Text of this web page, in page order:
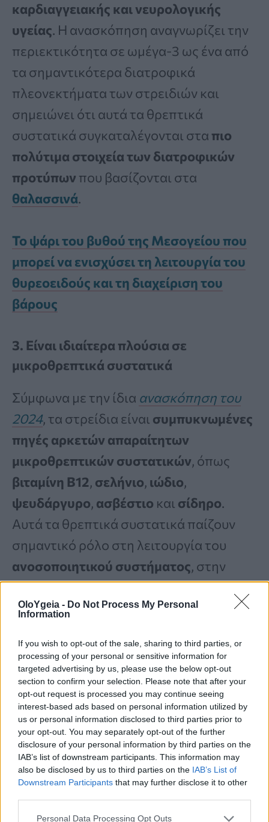
OloYgeia - Do Not Process My Personal
Information
If you wish to opt-out of the sale, sharing to third parties, or
processing of your personal or sensitive information for
targeted advertising by us, please use the below opt-out
section to confirm your selection. Please note that after your
opt-out request is processed you may continue seeing
interest-based ads based on personal information utilized by
us or personal information disclosed to third parties prior to
your opt-out. You may separately opt-out of the further
disclosure of your personal information by third parties on the
IAB’s list of downstream participants. This information may
also be disclosed by us to third parties on the IAB’s List of
Downstream Participants that may further disclose it to other
Personal Data Processing Opt Outs
καρδιαγγειακής και νευρολογικής
υγείας. Η ανασκόπηση αναγνωρίζει την
περιεκτικότητα σε ωμέγα-3 ως ένα από
τα σημαντικότερα διατροφικά
πλεονεκτήματα των στρειδιών και
σημειώνει ότι αυτά τα θρεπτικά
συστατικά συγκαταλέγονται στα πιο
πολύτιμα στοιχεία των διατροφικών
προτύπων που βασίζονται στα
θαλασσινά.
Το ψάρι του βυθού της Μεσογείου που
μπορεί να ενισχύσει τη λειτουργία του
θυρεοειδούς και τη διαχείριση του
βάρους
3. Είναι ιδιαίτερα πλούσια σε
μικροθρεπτικά συστατικά
Σύμφωνα με την ίδια ανασκόπηση του
2024, τα στρείδια είναι συμπυκνωμένες
πηγές αρκετών απαραίτητων
μικροθρεπτικών συστατικών, όπως
βιταμίνη B12, σελήνιο, ιώδιο,
ψευδάργυρο, ασβέστιο και σίδηρο.
Αυτά τα θρεπτικά συστατικά παίζουν
σημαντικό ρόλο στη λειτουργία του
ανοσοποιητικού συστήματος, στην
παραγωγή θυρεοειδικών ορμονών,
στονσχηματισμό ερυθρών
λειτουργίακαι στουςαντιοξειδωτικούς
αμυντικούς μηχανισμούς.
Η ανασκόπηση περιγράφει τα στρείδια
ωςτρόφιμο υψηλής θρεπτικής
πυκνότητας, ικανό να παρέχει
σημαντικές ποσότητες αυτών των
μικροθρεπτικών συστατικών σε σχετικά